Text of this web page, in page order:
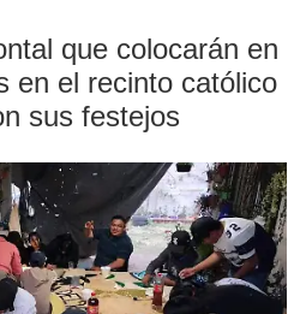
que colocarán en
en el recinto católico
sus festejos